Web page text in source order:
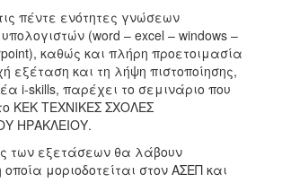
πέντε ενότητες γνώσεων
(word – excel – windows –
καθώς και πλήρη προετοιμασία
εξέταση και τη λήψη πιστοποίησης,
i-skills, παρέχει το σεμινάριο που
ΚΕΚ ΤΕΧΝΙΚΕΣ ΣΧΟΛΕΣ
ΗΡΑΚΛΕΙΟΥ.
των εξετάσεων θα λάβουν
οποία μοριοδοτείται στον ΑΣΕΠ και